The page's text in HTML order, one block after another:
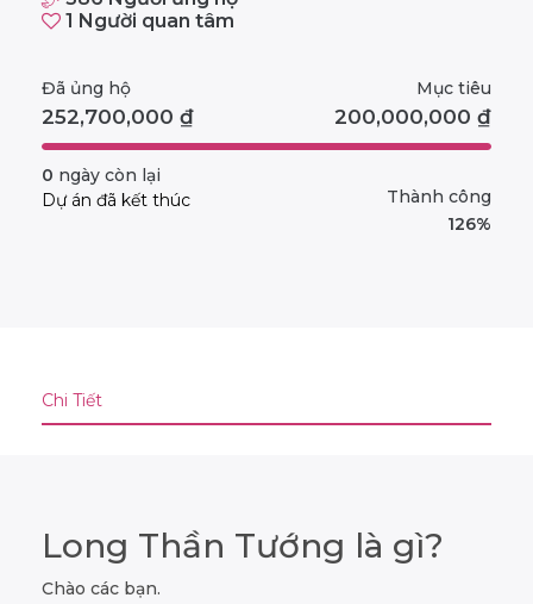
1 Người quan tâm
252,700,000 ₫
Đã ủng hộ
200,000,000 ₫
Mục tiêu
0 ngày còn lại
126%
Thành công
Dự án đã kết thúc
Chi Tiết
Long Thần Tướng là gì?
Chào các bạn.